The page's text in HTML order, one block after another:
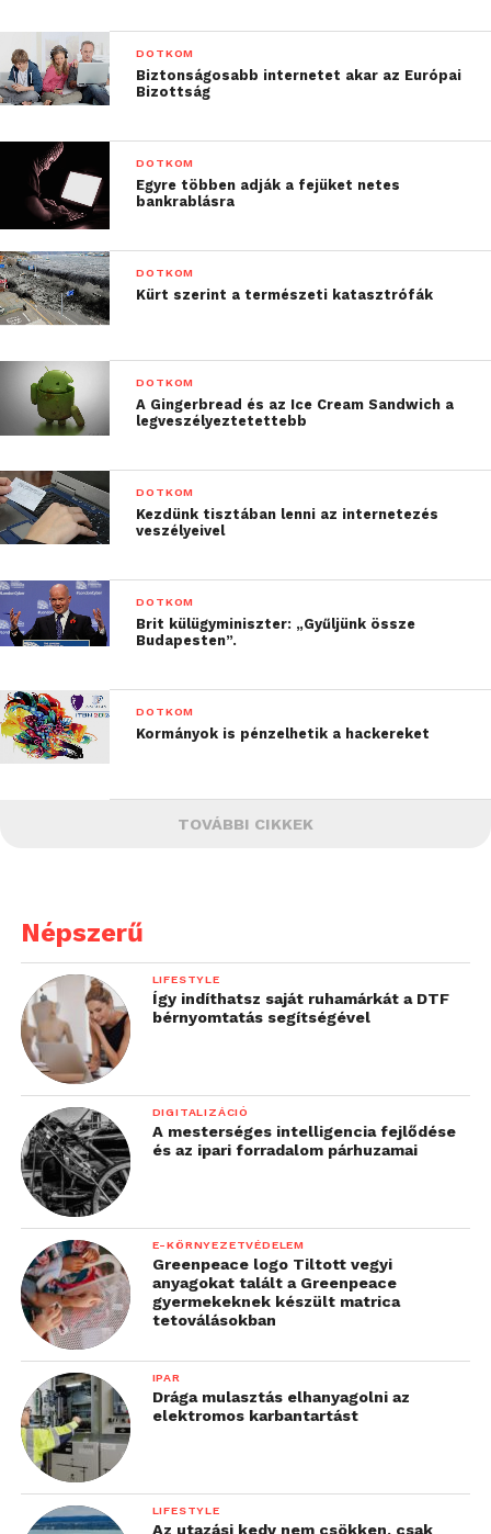
DOTKOM
Biztonságosabb internetet akar az Európai
Bizottság
DOTKOM
Egyre többen adják a fejüket netes
bankrablásra
DOTKOM
Kürt szerint a természeti katasztrófák
DOTKOM
A Gingerbread és az Ice Cream Sandwich a
legveszélyeztetettebb
DOTKOM
Kezdünk tisztában lenni az internetezés
veszélyeivel
DOTKOM
Brit külügyminiszter: „Gyűljünk össze
Budapesten”.
DOTKOM
Kormányok is pénzelhetik a hackereket
TOVÁBBI CIKKEK
Népszerű
LIFESTYLE
Így indíthatsz saját ruhamárkát a DTF
bérnyomtatás segítségével
DIGITALIZÁCIÓ
A mesterséges intelligencia fejlődése
és az ipari forradalom párhuzamai
E-KÖRNYEZETVÉDELEM
Greenpeace logo Tiltott vegyi
anyagokat talált a Greenpeace
gyermekeknek készült matrica
tetoválásokban
IPAR
Drága mulasztás elhanyagolni az
elektromos karbantartást
LIFESTYLE
Az utazási kedv nem csökken, csak